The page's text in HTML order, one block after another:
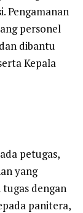
Pengamanan
personel
dibantu
Kepala
petugas,
yang
dengan
panitera,